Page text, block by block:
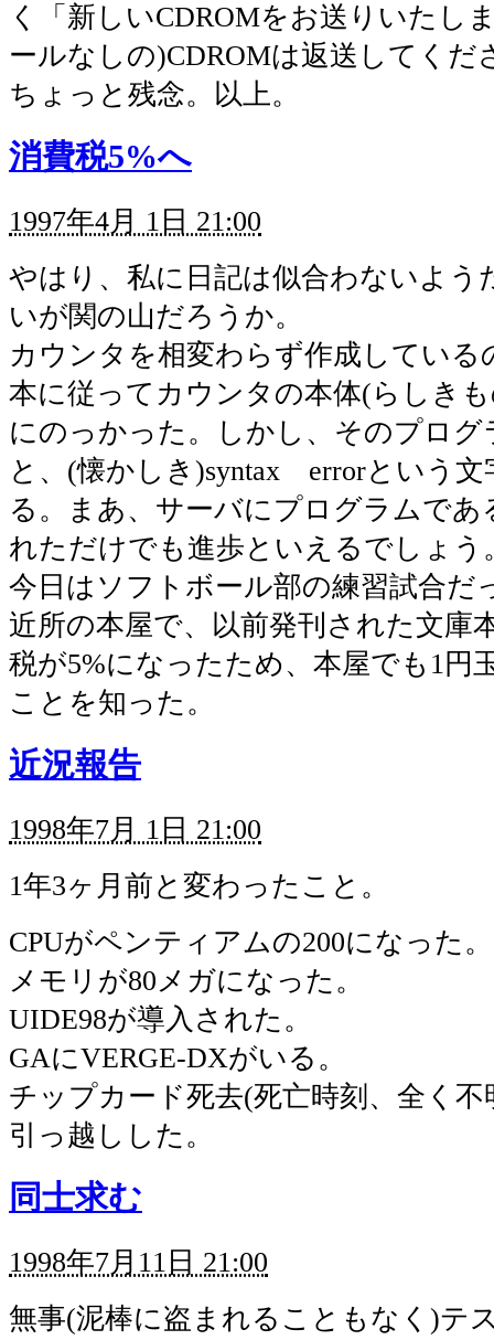
く「新しいCDROMをお送りいたし
ールなしの)CDROMは返送してくだ
ちょっと残念。以上。
消費税5%へ
1997年4月 1日 21:00
やはり、私に日記は似合わないよう
いが関の山だろうか。
カウンタを相変わらず作成している
本に従ってカウンタの本体(らしき
にのっかった。しかし、そのプログ
と、(懐かしき)syntax errorという文
る。まあ、サーバにプログラムであ
れただけでも進歩といえるでしょう
今日はソフトボール部の練習試合だ
近所の本屋で、以前発刊された文庫
税が5%になったため、本屋でも1円
ことを知った。
近況報告
1998年7月 1日 21:00
1年3ヶ月前と変わったこと。
CPUがペンティアムの200になった。
メモリが80メガになった。
UIDE98が導入された。
GAにVERGE-DXがいる。
チップカード死去(死亡時刻、全く不
引っ越しした。
同士求む
1998年7月11日 21:00
無事(泥棒に盗まれることもなく)テ